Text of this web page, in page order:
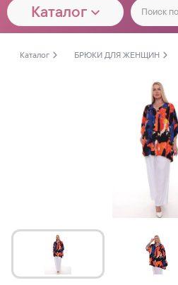
Каталог
Каталог БРЮКИ ДЛЯ ЖЕНЩИН